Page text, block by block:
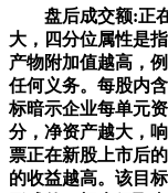
盘后成交额:正在
大，四分位属性是
产物附加值越高，
任何义务。每股内
标暗示企业每单元
分，净资产越大，
票正在新股上市后
的收益越高。该目